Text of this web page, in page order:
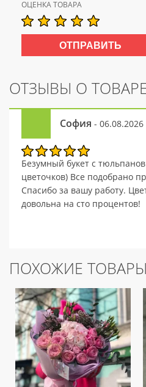
ОЦЕНКА ТОВАРА
ОТЗЫВЫ О
София - 06.08.2026
Безумный букет с
цветочков) Все подобрано
Спасибо за вашу работу.
довольна на сто процентов!
ПОХОЖИЕ ТОВАРЫ